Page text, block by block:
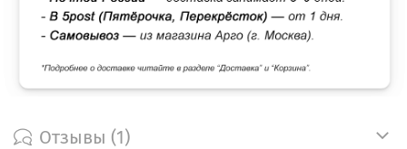
Отзывы (1)